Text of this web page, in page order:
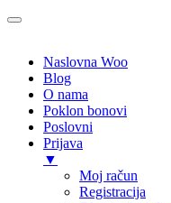
Naslovna Woo
Blog
O nama
Poklon bonovi
Poslovni
Prijava
▼
Moj račun
Registracija